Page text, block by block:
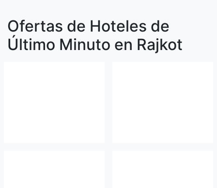
Ofertas de Hoteles de
Último Minuto en Rajkot